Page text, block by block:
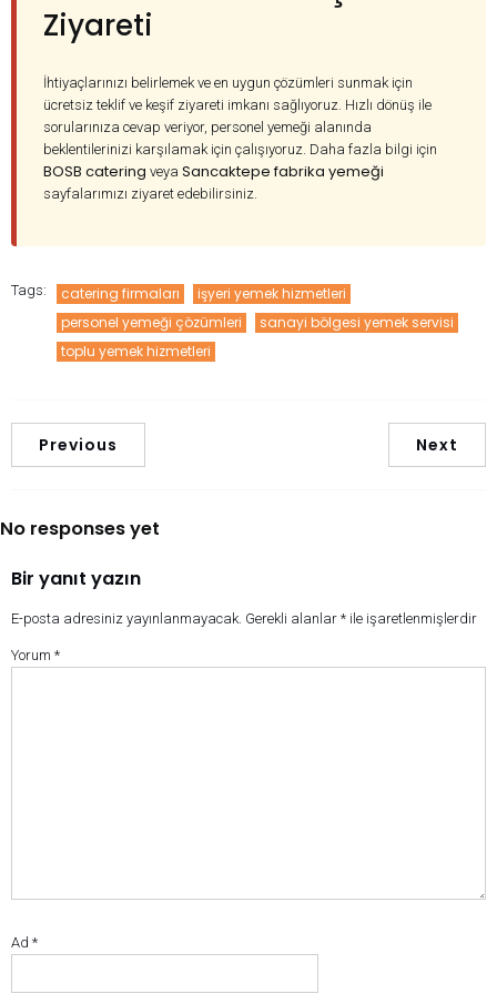
Ziyareti
İhtiyaçlarınızı belirlemek ve en uygun çözümleri sunmak için
ücretsiz teklif ve keşif ziyareti imkanı sağlıyoruz. Hızlı dönüş ile
sorularınıza cevap veriyor, personel yemeği alanında
beklentilerinizi karşılamak için çalışıyoruz. Daha fazla bilgi için
BOSB catering veya Sancaktepe fabrika yemeği
sayfalarımızı ziyaret edebilirsiniz.
Tags: catering firmaları
işyeri yemek hizmetleri
personel yemeği çözümleri
sanayi bölgesi yemek servisi
toplu yemek hizmetleri
Previous Next
No responses yet
Bir yanıt yazın
E-posta adresiniz yayınlanmayacak. Gerekli alanlar * ile işaretlenmişlerdir
Yorum *
Ad *